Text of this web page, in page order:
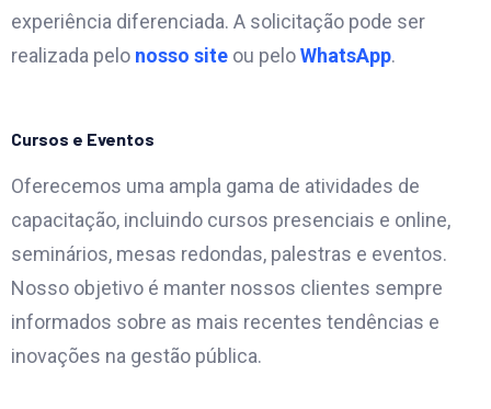
experiência diferenciada. A solicitação pode ser
realizada pelo nosso site ou peloWhatsApp.
Cursos e Eventos
Oferecemos uma ampla gama de atividades de
capacitação, incluindo cursos presenciais e online,
seminários, mesas redondas, palestras e eventos.
Nosso objetivo é manter nossos clientes sempre
informados sobre as mais recentes tendências e
inovações na gestão pública.